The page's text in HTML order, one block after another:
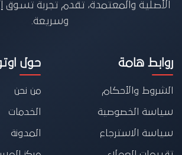
الأصلية والمعتمدة، تقدم تجربة تسوق
وسريعة.
روابط هامة
الشروط والأحكام
سياسة الخصوصية
سياسة الاسترجاع
حول
من نحن
الخدمات
المدونة